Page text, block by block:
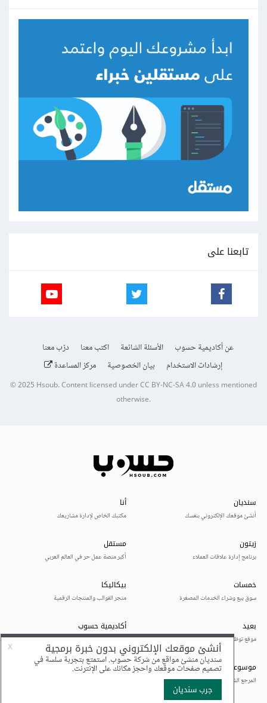
تابعنا على
عن أكاديمية حسوب الأسئلة الشائعة اكتب معنا
درّب معنا
إرشادات الاستخدام
بيان الخصوصية مركز المساعدة
© 2025Hsoub.Content licensed underCC BY-NC-SA 4.0unless mentioned
otherwise.